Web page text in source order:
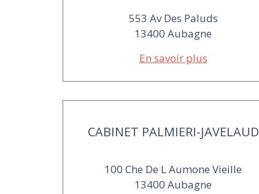
553 Av Des Paluds
13400 Aubagne
En savoir plus
CABINET PALMIERI-JAVELAUD
100 Che De L Aumone Vieille
13400 Aubagne